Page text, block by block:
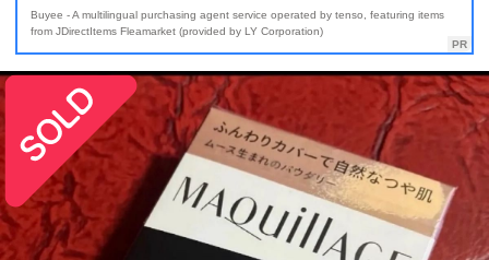
Buyee - A multilingual purchasing agent service operated by tenso, featuring items
from JDirectItems Fleamarket (provided by LY Corporation)